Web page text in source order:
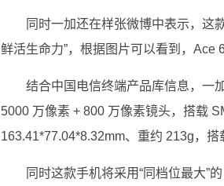
同时一加还在样张微博中表示，这
鲜活生命力”，根据图片可以看到，Ace
结合中国电信终端产品库信息，一
5000 万像素 + 800 万像素镜头，搭载
163.41*77.04*8.32mm、重约 213g，搭
同时这款手机将采用“同档位最大”